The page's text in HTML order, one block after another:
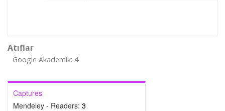
Atıflar
Google Akademik: 4
Captures
Mendeley - Readers: 3